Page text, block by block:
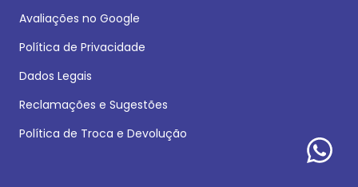
Avaliações no Google
Política de Privacidade
Dados Legais
Reclamações e Sugestões
Política de Troca e Devolução